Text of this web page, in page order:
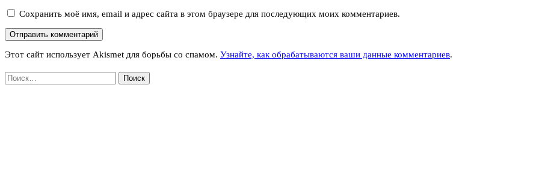
Сохранить моё имя, email и адрес сайта в этом браузере для последующих моих комментариев.
Этот сайт использует Akismet для борьбы со спамом. Узнайте, как обрабатываются ваши данные комментариев.
Найти: